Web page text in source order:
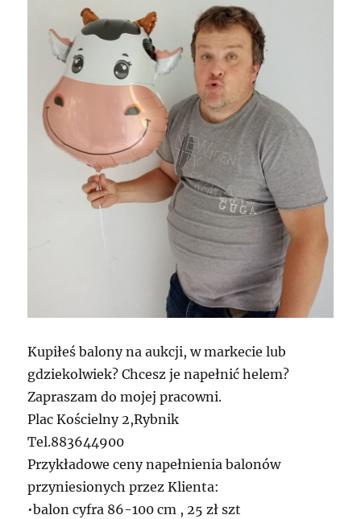
Kupiłeś balony na aukcji, w markecie lub
gdziekolwiek? Chcesz je napełnić helem?
Zapraszam do mojej pracowni.
Plac Kościelny 2,Rybnik
Tel.883644900
Przykładowe ceny napełnienia balonów
przyniesionych przez Klienta:
•balon cyfra 86-100 cm , 25 zł szt